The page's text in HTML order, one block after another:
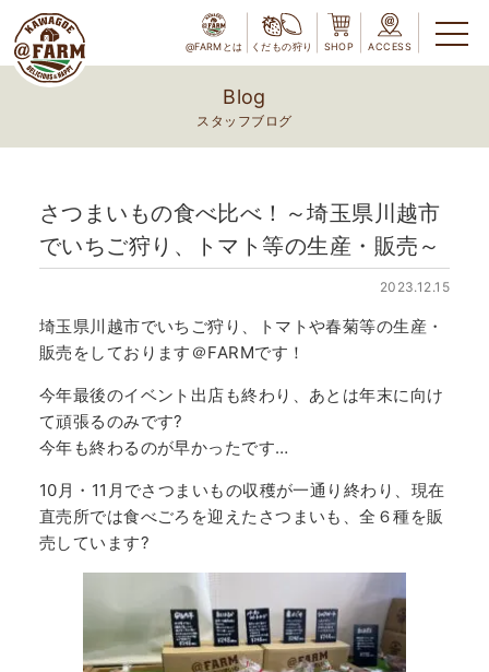
@FARMとは くだもの狩り SHOP ACCESS
Blog
スタッフブログ
さつまいもの食べ比べ！～埼玉県川越市
でいちご狩り、トマト等の生産・販売～
2023.12.15
埼玉県川越市でいちご狩り、トマトや春菊等の生産・
販売をしております＠FARMです！
今年最後のイベント出店も終わり、あとは年末に向け
て頑張るのみです?
今年も終わるのが早かったです…
10月・11月でさつまいもの収穫が一通り終わり、現在
直売所では食べごろを迎えたさつまいも、全６種を販
売しています?